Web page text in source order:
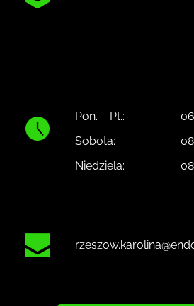
Pon. – Pt.:
Sobota:
Niedziela: